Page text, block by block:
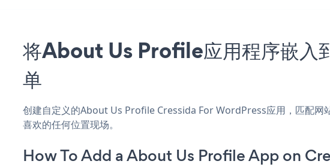
将About Us Profile应用程序嵌入
单
创建自定义的About Us Profile Cressida For WordPress应用，匹配
喜欢的任何位置现场。
How To Add a About Us Profile App on